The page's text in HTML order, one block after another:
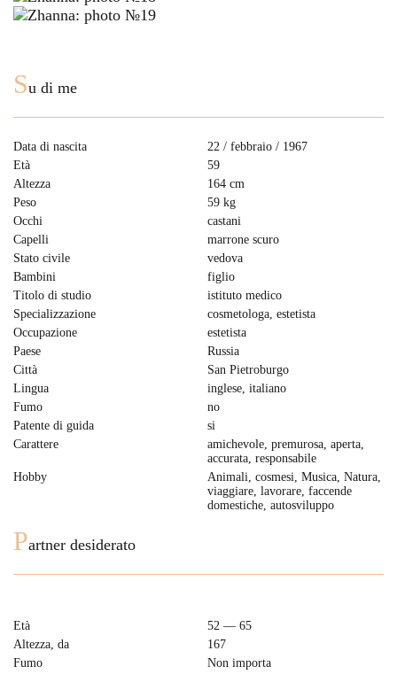
Su di me
Data di nascita
22 / febbraio / 1967
Età
59
Altezza
164 cm
Peso
59 kg
Occhi
castani
Capelli
marrone scuro
Stato civile
vedova
Bambini
figlio
Titolo di studio
istituto medico
Specializzazione
cosmetologa, estetista
Occupazione
estetista
Paese
Russia
Città
San Pietroburgo
Lingua
inglese, italiano
Fumo
no
Patente di guida
si
Carattere
amichevole, premurosa, aperta,
accurata, responsabile
Hobby
Animali, cosmesi, Musica, Natura,
viaggiare, lavorare, faccende
domestiche, autosviluppo
Partner desiderato
Età
52 — 65
Altezza, da
167
Fumo
Non importa